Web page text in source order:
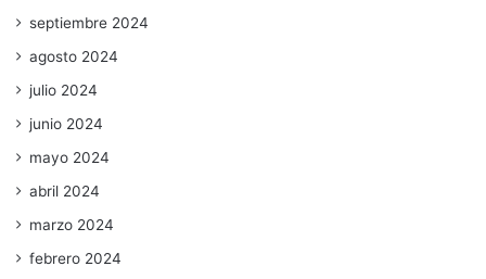
septiembre 2024
agosto 2024
julio 2024
junio 2024
mayo 2024
abril 2024
marzo 2024
febrero 2024